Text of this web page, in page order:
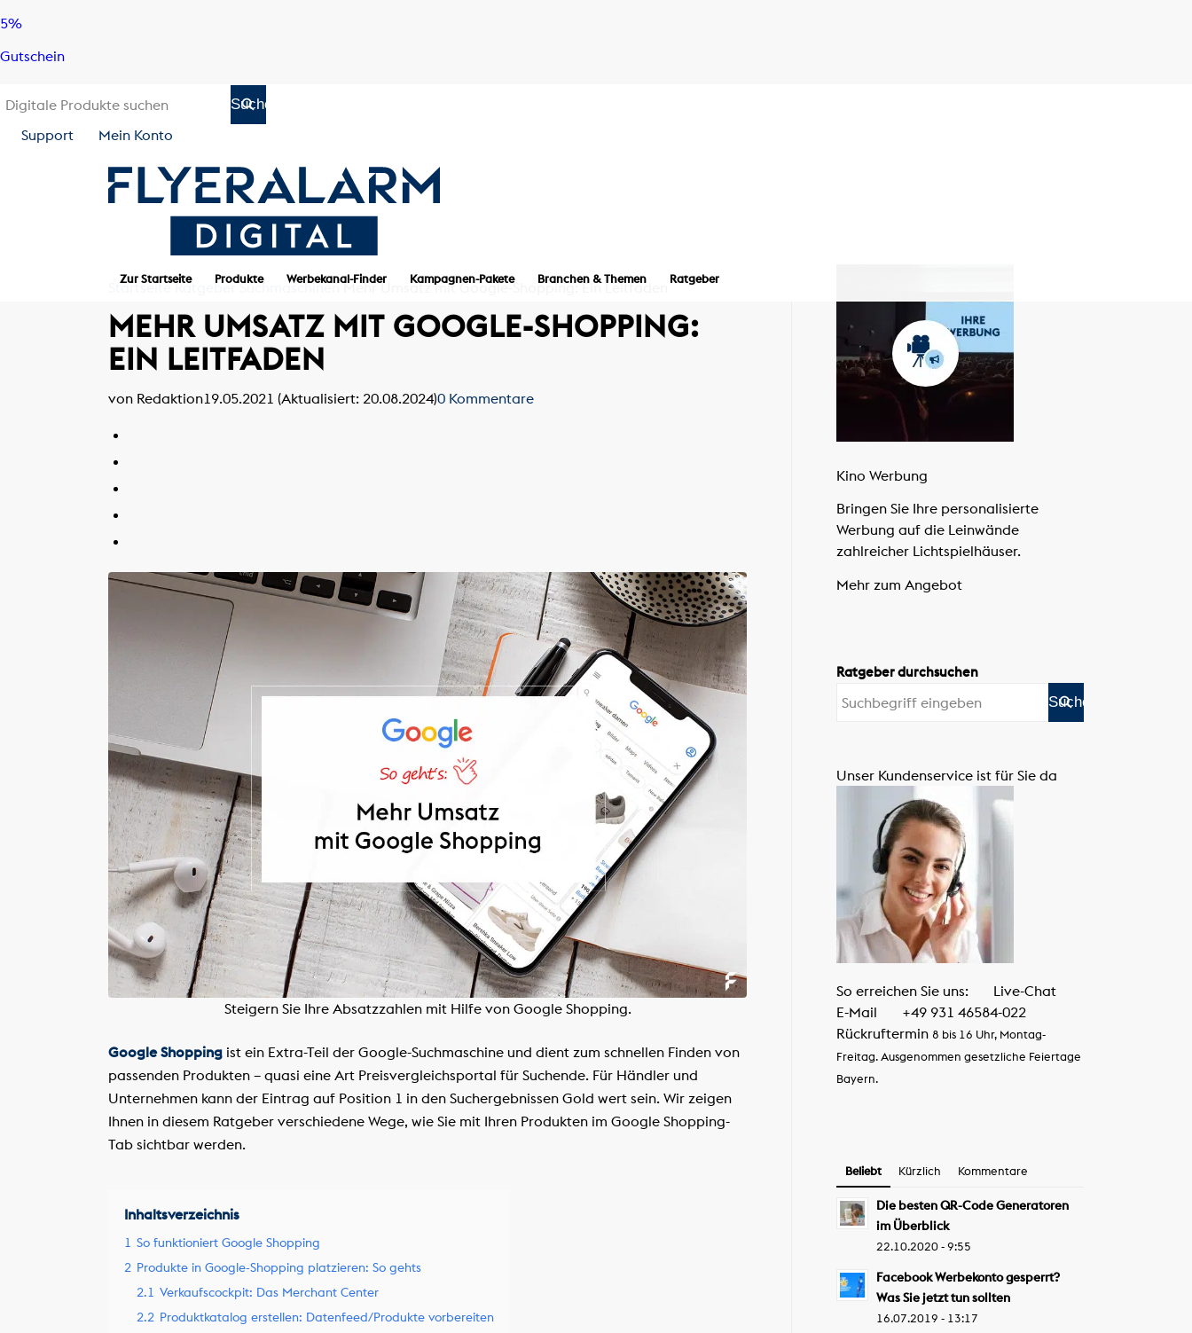
Skip
content
Skip
navigation
5%
Gutschein
Support Mein Konto
Zur Startseite Produkte Werbekanal-Finder Kampagnen-Pakete Branchen & Themen Ratgeber
Startseite Ratgeber Suchmaschinen Mehr Umsatz mit Google-Shopping: Ein Leitfaden
MEHR UMSATZ MIT GOOGLE-SHOPPING:
EIN LEITFADEN
von Redaktion19.05.2021 (Aktualisiert: 20.08.2024)0 Kommentare
Steigern Sie Ihre Absatzzahlen mit Hilfe von Google Shopping.
Google Shopping ist ein Extra-Teil der Google-Suchmaschine und dient zum schnellen Finden von
passenden Produkten – quasi eine Art Preisvergleichsportal für Suchende. Für Händler und
Unternehmen kann der Eintrag auf Position 1 in den Suchergebnissen Gold wert sein. Wir zeigen
Ihnen in diesem Ratgeber verschiedene Wege, wie Sie mit Ihren Produkten im Google Shopping-
Tab sichtbar werden.
Inhaltsverzeichnis
1 So funktioniert Google Shopping
2 Produkte in Google-Shopping platzieren: So gehts
2.1 Verkaufscockpit: Das Merchant Center
2.2 Produktkatalog erstellen: Datenfeed/Produkte vorbereiten
Kino Werbung
Bringen Sie Ihre personalisierte
Werbung auf die Leinwände
zahlreicher Lichtspielhäuser.
Mehr zum Angebot
Ratgeber durchsuchen
Unser Kundenservice ist für Sie da
So erreichen Sie uns:
Live-Chat
E-Mail
+49 931 46584-022
Rückruftermin 8 bis 16 Uhr, Montag-
Freitag. Ausgenommen gesetzliche Feiertage
Bayern.
Beliebt Kürzlich Kommentare
Die besten QR-Code Generatoren
im Überblick
22.10.2020 - 9:55
Facebook Werbekonto gesperrt?
Was Sie jetzt tun sollten
16.07.2019 - 13:17